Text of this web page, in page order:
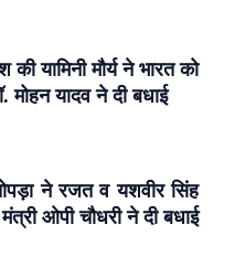
यामिनी मौर्य ने भारत को
मोहन यादव ने दी बधाई
ने रजत व यशवीर सिंह
ओपी चौधरी ने दी बधाई